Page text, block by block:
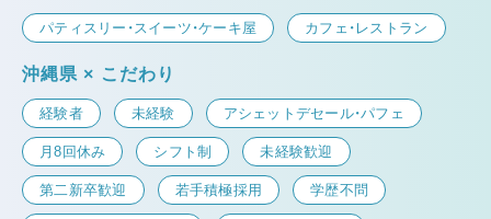
パティスリー・スイーツ・ケーキ屋 カフェ・レストラン
沖縄県 × こだわり
経験者 未経験 アシェットデセール・パフェ
月8回休み シフト制 未経験歓迎
第二新卒歓迎 若手積極採用 学歴不問